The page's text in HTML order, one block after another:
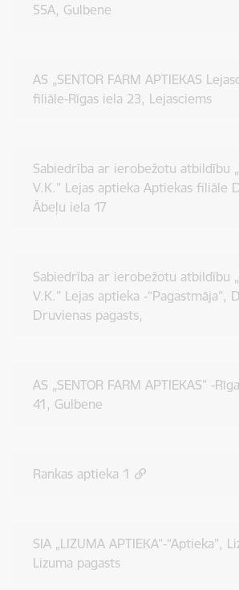
55A, Gulbene
AS „SENTOR FARM APTIEKAS
filiāle-Rīgas iela 23, Lejasciems
Sabiedrība ar ierobežotu atbildību
V.K.” Lejas aptieka Aptiekas filiāle
Ābeļu iela 17
Sabiedrība ar ierobežotu atbildību
V.K.” Lejas aptieka -“Pagastmāja”,
Druvienas pagasts,
AS „SENTOR FARM APTIEKAS” -
41, Gulbene
Rankas aptieka 1
SIA „LIZUMA APTIEKA”-“Aptieka”,
Lizuma pagasts